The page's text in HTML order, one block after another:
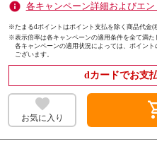
各キャンペーン詳細およびエン
※たまるdポイントはポイント支払を除く商品代金(
※表示倍率は各キャンペーンの適用条件を全て満た
各キャンペーンの適用状況によっては、ポイン
ございます。
dカードでお支
お気に入り